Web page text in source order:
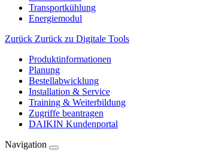
Transportkühlung
Energiemodul
Zurück Zurück zu Digitale Tools
Produktinformationen
Planung
Bestellabwicklung
Installation & Service
Training & Weiterbildung
Zugriffe beantragen
DAIKIN Kundenportal
Navigation